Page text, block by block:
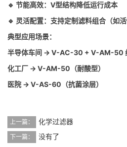
🔹 节能高效：V型结构降低运行成本
🔹 灵活配置：支持定制滤料组合（如
典型应用场景：
半导体车间 → V-AC-30 + V-AM-50
化工厂 → V-AM-50（耐酸型）
医院 → V-AS-60（抗菌涂层）
上一篇： 化学过滤器
下一篇： 没有了